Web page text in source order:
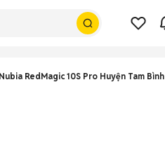
RedMagic 10S Pro Huyện Tam Bình